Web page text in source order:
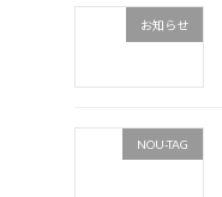
お知らせ
NOU-TAG